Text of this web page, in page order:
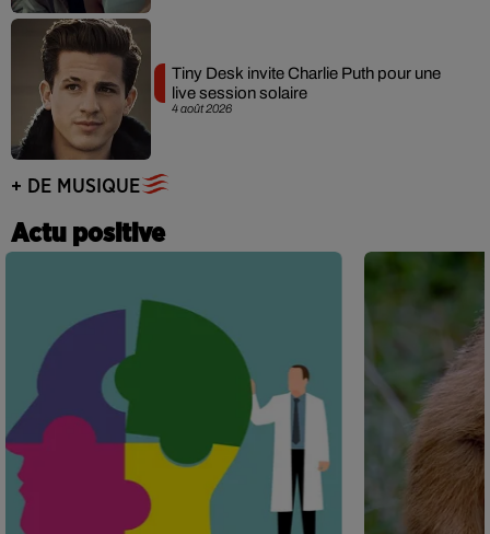
4 août 2026
Tiny Desk invite Charlie Puth pour une
live session solaire
+ DE MUSIQUE
Actu positive